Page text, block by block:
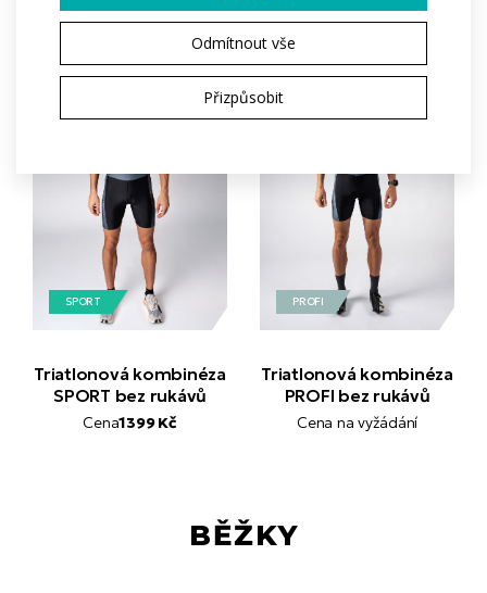
Odmítnout vše
Přizpůsobit
SPORT
Triatlonová kombinéza
SPORT bez rukávů
Cena1399 Kč
PROFI
Triatlonová kombinéza
PROFI bez rukávů
Cena na vyžádání
BĚŽKY